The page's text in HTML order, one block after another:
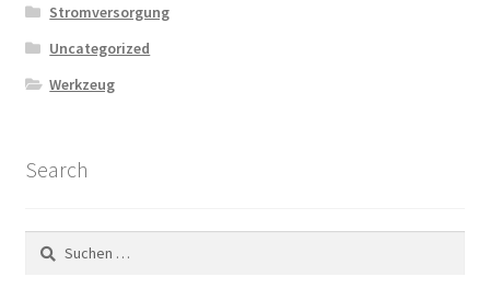
Stromversorgung
Uncategorized
Werkzeug
Search
Suchen
nach: